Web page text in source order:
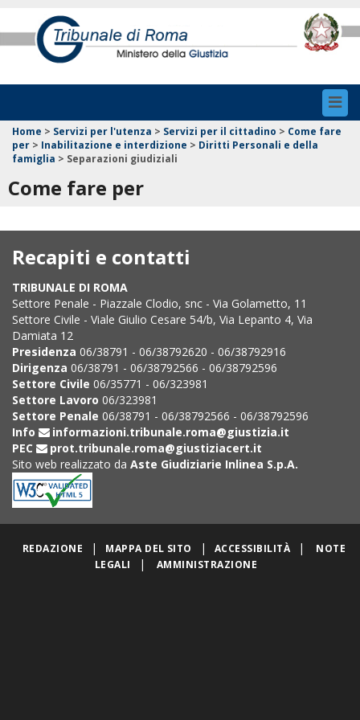
Home > Servizi per l'utenza > Servizi per il cittadino > Come fare
per > Inabilitazione e interdizione > Diritti Personali e della
famiglia > Separazioni giudiziali
Come fare per
Recapiti e contatti
TRIBUNALE DI ROMA
Settore Penale - Piazzale Clodio, snc - Via Golametto, 11
Settore Civile - Viale Giulio Cesare 54/b, Via Lepanto 4, Via
Damiata 12
Presidenza 06/38791 - 06/38792620 - 06/38792916
Dirigenza 06/38791 - 06/38792566 - 06/38792596
Settore Civile 06/35771 - 06/323981
Settore Lavoro 06/323981
Settore Penale 06/38791 - 06/38792566 - 06/38792596
Info
informazioni.tribunale.roma@giustizia.it
PEC
prot.tribunale.roma@giustiziacert.it
Sito web realizzato da Aste Giudiziarie Inlinea S.p.A.
REDAZIONE | MAPPA DEL SITO | ACCESSIBILITÀ |
NOTE
LEGALI
| AMMINISTRAZIONE